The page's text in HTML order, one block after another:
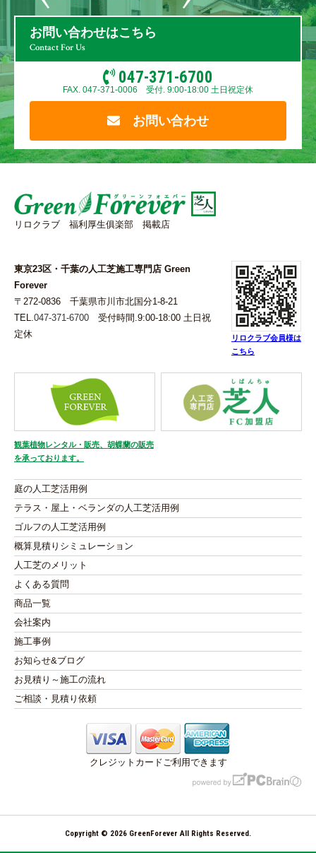
お問い合わせはこちら
Contact For Us
047-371-6700
FAX. 047-371-0006 受付. 9:00-18:00 土日祝定休
お問い合わせ
リロクラブ 福利厚生俱楽部 掲載店
東京23区・千葉の人工芝施工専門店 Green
Forever
〒272-0836 千葉県市川市北国分1-8-21
TEL. 047-371-6700 受付時間.9:00-18:00 土日祝
定休
リロクラブ会員様は
こちら
観葉植物レンタル・販売、胡蝶蘭の販売
を承っております。
庭の人工芝活用例
テラス・屋上・ベランダの人工芝活用例
ゴルフの人工芝活用例
概算見積りシミュレーション
人工芝のメリット
よくある質問
商品一覧
会社案内
施工事例
お知らせ&ブログ
お見積り～施工の流れ
ご相談・見積り依頼
クレジットカードご利用できます
Copyright © 2026 GreenForever All Rights Reserved.